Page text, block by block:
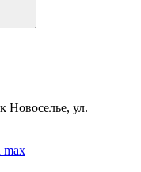
Новоселье, ул.
max